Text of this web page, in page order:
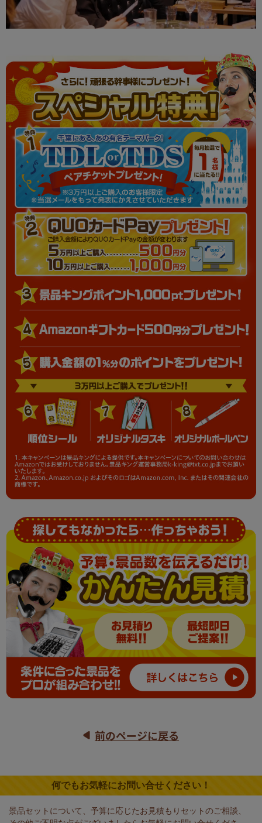
前のページに戻る
何でもお気軽にお問い合せください！
景品セットについて、予算に応じたお見積もりセットのご相談、